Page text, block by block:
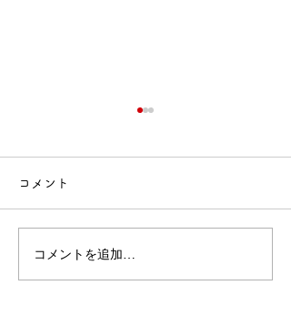
🎂誕生会出し物✨
コメント
コメントを追加…